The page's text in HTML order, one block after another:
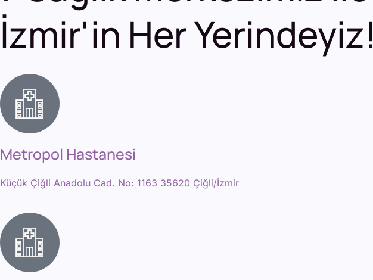
İzmir'in Her Yerindeyiz!
Metropol Hastanesi
Küçük Çiğli Anadolu Cad. No: 1163 35620 Çiğli/İzmir